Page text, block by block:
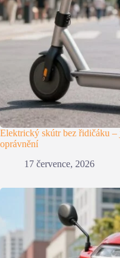
Elektrický skútr bez řidičáku –
oprávnění
17 července, 2026